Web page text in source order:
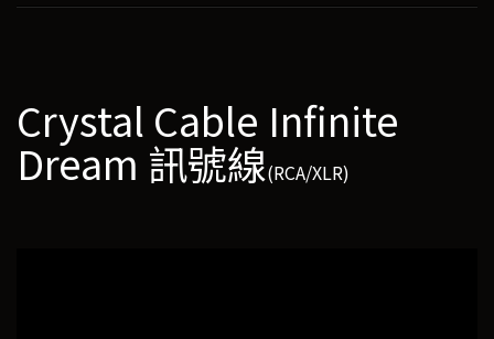
Crystal Cable Infinite
Dream 訊號線(RCA/XLR)